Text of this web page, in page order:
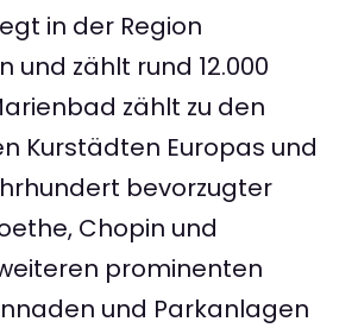
in der Region
und zählt rund 12.000
zählt zu den
Kurstädten Europas und
bevorzugter
Chopin und
prominenten
und Parkanlagen